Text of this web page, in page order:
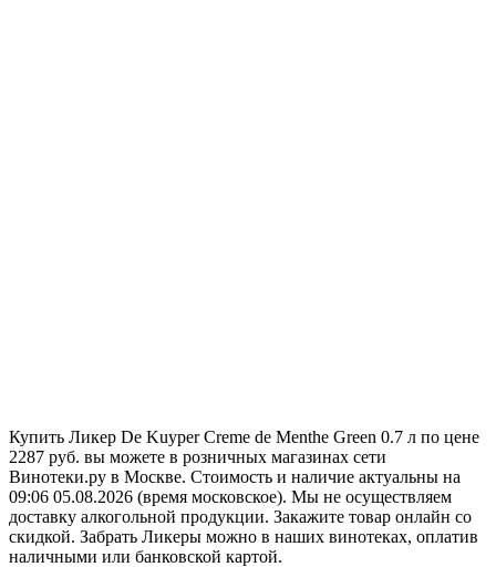
Купить Ликер De Kuyper Creme de Menthe Green 0.7 л по цене
2287 руб. вы можете в розничных магазинах сети
Винотеки.ру в Москве. Стоимость и наличие актуальны на
09:06 05.08.2026 (время московское). Мы не осуществляем
доставку алкогольной продукции. Закажите товар онлайн со
скидкой. Забрать Ликеры можно в наших винотеках, оплатив
наличными или банковской картой.